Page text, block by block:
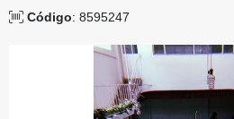
Código: 8595247